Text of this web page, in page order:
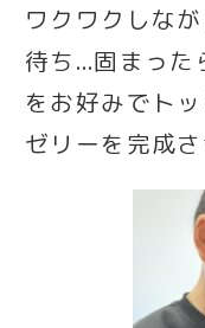
ワクワクしな
待ち…固まった
をお好みでト
ゼリーを完成